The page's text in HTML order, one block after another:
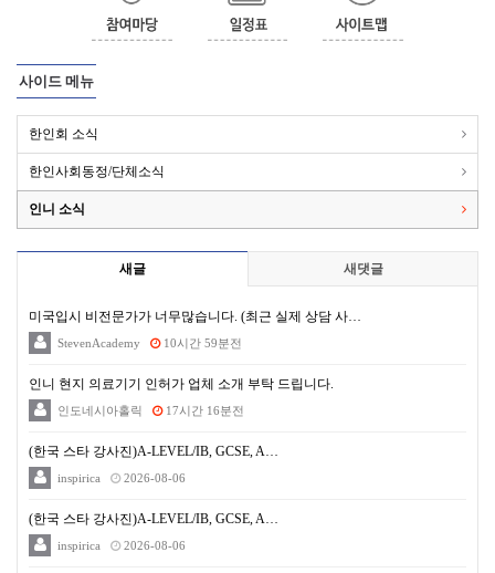
사이드 메뉴
한인회 소식
한인사회동정/단체소식
인니 소식
새글 새댓글
미국입시 비전문가가 너무많습니다. (최근 실제 상담 사…
StevenAcademy 10시간 59분전
인니 현지 의료기기 인허가 업체 소개 부탁 드립니다.
인도네시아홀릭 17시간 16분전
(한국 스타 강사진)A-LEVEL/IB, GCSE, A…
inspirica 2026-08-06
(한국 스타 강사진)A-LEVEL/IB, GCSE, A…
inspirica 2026-08-06